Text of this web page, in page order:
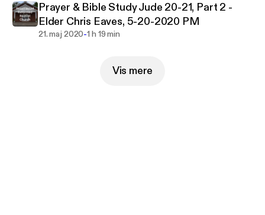
Prayer & Bible Study Jude 20-21, Part 2 -
Elder Chris Eaves, 5-20-2020 PM
21. maj 2020-1 h 19 min
Vis mere